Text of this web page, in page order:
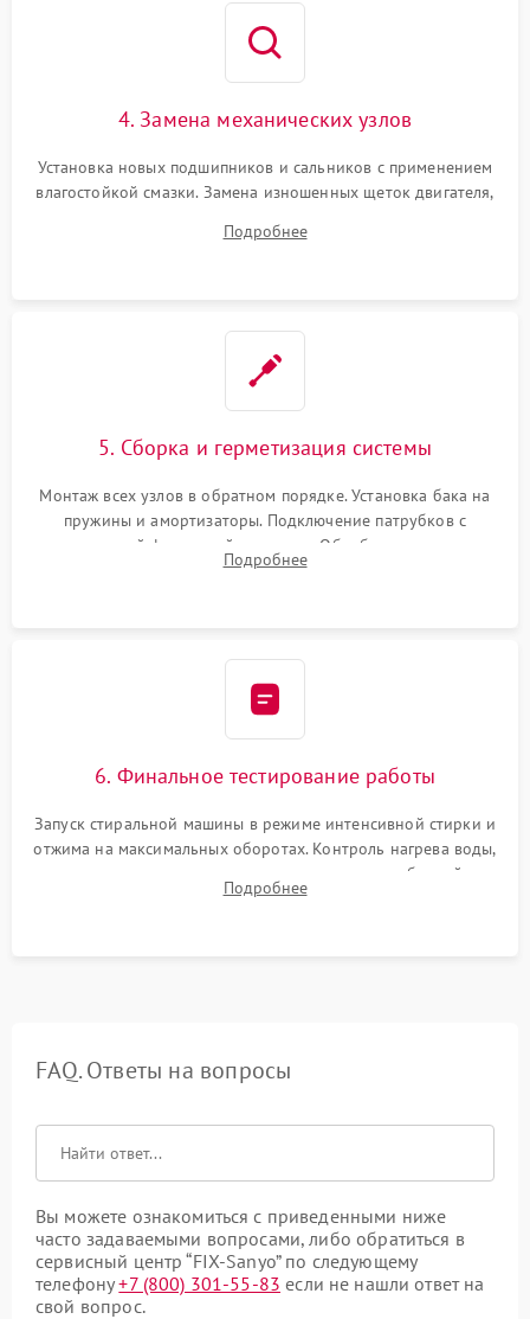
4. Замена механических узлов
Установка новых подшипников и сальников с применением
влагостойкой смазки. Замена изношенных щеток двигателя,
или поврежденной резиновой манжеты.
Подробнее
5. Сборка и герметизация системы
Монтаж всех узлов в обратном порядке. Установка бака на
пружины и амортизаторы. Подключение патрубков с
надежной фиксацией хомутами. Обработка стыков
герметиком для предотвращения возможных протечек воды.
Подробнее
6. Финальное тестирование работы
Запуск стиральной машины в режиме интенсивной стирки и
отжима на максимальных оборотах. Контроль нагрева воды,
корректности слива, отсутствия излишних вибраций,
посторонних стуков и протечек под корпусом.
Подробнее
FAQ. Ответы на вопросы
Вы можете ознакомиться с приведенными ниже
часто задаваемыми вопросами, либо обратиться в
сервисный центр “FIX-Sanyo” по следующему
телефону+7 (800) 301-55-83 если не нашли ответ на
свой вопрос.